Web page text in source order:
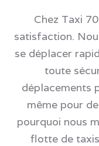
Chez Taxi
satisfaction.
se déplacer
toute
déplacements
même pour
pourquoi nous
flotte de